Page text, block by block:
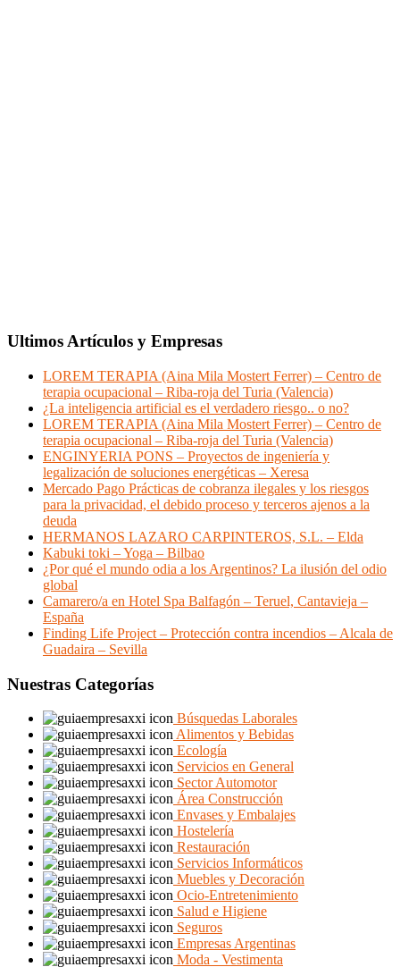
Ultimos Artículos y Empresas
LOREM TERAPIA (Aina Mila Mostert Ferrer) – Centro de
terapia ocupacional – Riba-roja del Turia (Valencia)
¿La inteligencia artificial es el verdadero riesgo.. o no?
LOREM TERAPIA (Aina Mila Mostert Ferrer) – Centro de
terapia ocupacional – Riba-roja del Turia (Valencia)
ENGINYERIA PONS – Proyectos de ingeniería y
legalización de soluciones energéticas – Xeresa
Mercado Pago Prácticas de cobranza ilegales y los riesgos
para la privacidad, el debido proceso y terceros ajenos a la
deuda
HERMANOS LAZARO CARPINTEROS, S.L. – Elda
Kabuki toki – Yoga – Bilbao
¿Por qué el mundo odia a los Argentinos? La ilusión del odio
global
Camarero/a en Hotel Spa Balfagón – Teruel, Cantavieja –
España
Finding Life Project – Protección contra incendios – Alcala de
Guadaira – Sevilla
Nuestras Categorías
Búsquedas Laborales
Alimentos y Bebidas
Ecología
Servicios en General
Sector Automotor
Área Construcción
Envases y Embalajes
Hostelería
Restauración
Servicios Informáticos
Muebles y Decoración
Ocio-Entretenimiento
Salud e Higiene
Seguros
Empresas Argentinas
Moda - Vestimenta